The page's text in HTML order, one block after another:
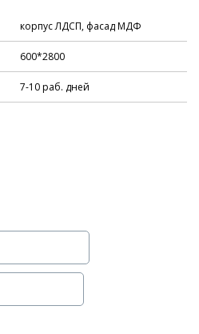
корпус ЛДСП, фасад МДФ
600*2800
7-10 раб. дней